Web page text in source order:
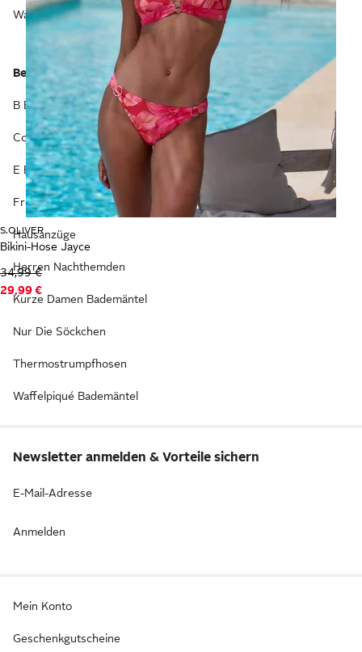
S.OLIVER
Bikini-Hose Jayce
34,99 €
29,99 €
Wasserfeste Socken Thermounterwäsche
Beliebte Sortimente
B Bodies
Corsagen
E Bodies
Frottee Bademäntel
Hausanzüge
Herren Nachthemden
Kurze Damen Bademäntel
Nur Die Söckchen
Thermostrumpfhosen
Waffelpiqué Bademäntel
Newsletter anmelden & Vorteile sichern
E-Mail-Adresse
Anmelden
Mein Konto
Geschenkgutscheine